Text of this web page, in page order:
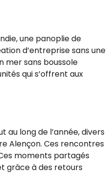
une panoplie de
d’entreprise sans une
mer sans boussole
qui s’offrent aux
long de l’année, divers
Alençon. Ces rencontres
moments partagés
grâce à des retours